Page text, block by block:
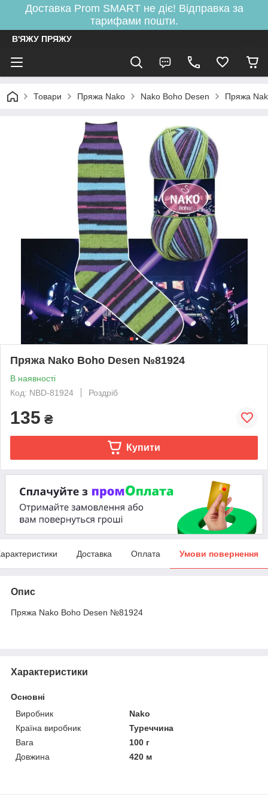
Доставка Prom SMART не діє! Відправка за
тарифами пошти.
В'ЯЖУ ПРЯЖУ
Товари Пряжа Nako Nako Boho Desen Пряжа
Пряжа Nako Boho Desen №81924
В наявності
Код: NBD-81924
Роздріб
135 ₴
Купити
Доставка Оплата Умови повернення
Опис
Пряжа Nako Boho Desen №81924
Характеристики
Основні
Виробник
Nako
Країна виробник
Туреччина
Вага
100 г
Довжина
420 м